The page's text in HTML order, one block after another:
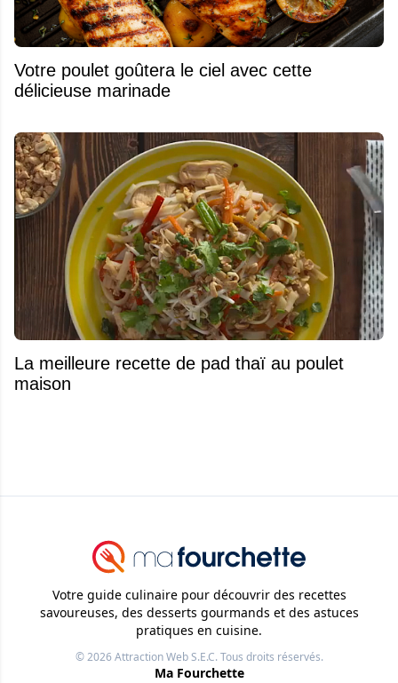
Votre poulet goûtera le ciel avec cette
délicieuse marinade
La meilleure recette de pad thaï au poulet
maison
Votre guide culinaire pour découvrir des recettes
savoureuses, des desserts gourmands et des astuces
pratiques en cuisine.
© 2026Attraction Web S.E.C.Tous droits réservés.
Ma Fourchette